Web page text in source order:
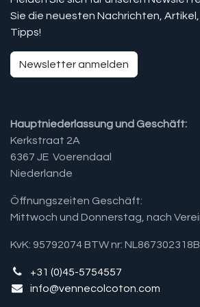
Sie die neuesten Nachrichten,
Tipps!
Newsletter anmelden
Hauptniederlassung und Geschäft:
Kerkstraat 2A
6367 JE Voerendaal
Niederlande
Öffnungszeiten Geschäft:
Mittwoch und Donnerstag, nach
KvK: 95792074 BTW nr:
+31 (0)45-5754557
info@vennecolcoton.com